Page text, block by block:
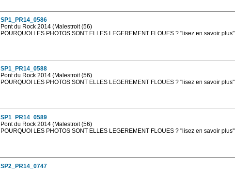
SP1_PR14_0586
Pont du Rock 2014 (Malestroit (56)
POURQUOI LES PHOTOS SONT ELLES LEGEREMENT FLOUES ? "lisez en savoir plus"
SP1_PR14_0588
Pont du Rock 2014 (Malestroit (56)
POURQUOI LES PHOTOS SONT ELLES LEGEREMENT FLOUES ? "lisez en savoir plus"
SP1_PR14_0589
Pont du Rock 2014 (Malestroit (56)
POURQUOI LES PHOTOS SONT ELLES LEGEREMENT FLOUES ? "lisez en savoir plus"
SP2_PR14_0747